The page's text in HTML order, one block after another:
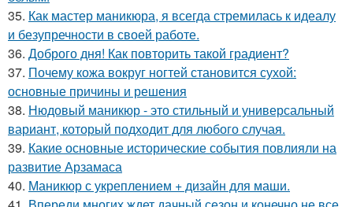
35. Как мастер маникюра, я всегда стремилась к идеалу
и безупречности в своей работе.
36. Доброго дня! Как повторить такой градиент?
37. Почему кожа вокруг ногтей становится сухой:
основные причины и решения
38. Нюдовый маникюр - это стильный и универсальный
вариант, который подходит для любого случая.
39. Какие основные исторические события повлияли на
развитие Арзамаса
40. Маникюр с укреплением + дизайн для маши.